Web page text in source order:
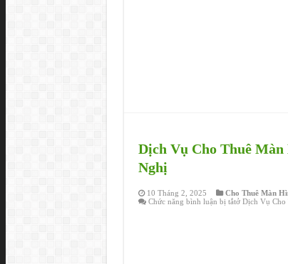
Dịch Vụ Cho Thuê
Nghị
10 Tháng 2, 2025
Cho Thuê Màn
Chức năng bình luận bị tắtở Dịch Vụ Cho